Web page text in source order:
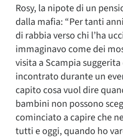
Rosy, la nipote di un
dalla mafia: “Per tanti
di rabbia verso chi l’ha
immaginavo come dei
visita a Scampia
incontrato durante un
capito cosa vuol dire
bambini non possono
cominciato a capire che
tutti e oggi, quando ho